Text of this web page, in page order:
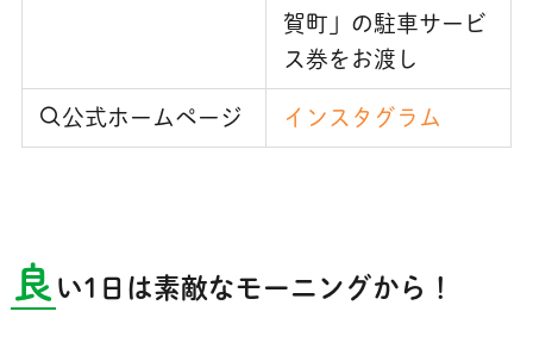
賀町」の駐車サービ
ス券をお渡し
公式ホームページ インスタグラム
良 い1日は素敵なモーニングから！